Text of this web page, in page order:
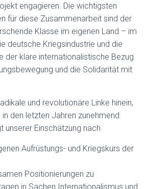
engagieren. Die wichtigsten
für diese Zusammenarbeit sind der
Klasse im eigenen Land – im
deutsche Kriegsindustrie und die
der klare internationalistische Bezug
und die Solidarität mit
und revolutionäre Linke hinein,
den letzten Jahren zunehmend
unserer Einschätzung nach
Aufrüstungs- und Kriegskurs der
Positionierungen zu
in Sachen Internationalismus und